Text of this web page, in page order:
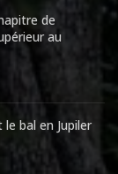
de
au
bal en Jupiler